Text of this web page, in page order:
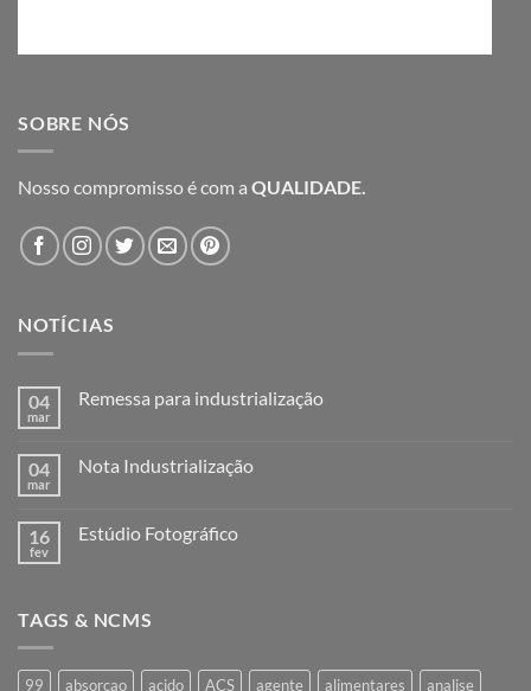
SOBRE NÓS
Nosso compromisso é com a QUALIDADE.
NOTÍCIAS
04
mar
Remessa para industrialização
Remessa
04
mar
Nota Industrialização
Nota
16
fev
Estúdio Fotográfico
Fotográfico
TAGS & NCMS
99 absorcao acido ACS agente alimentares
analise